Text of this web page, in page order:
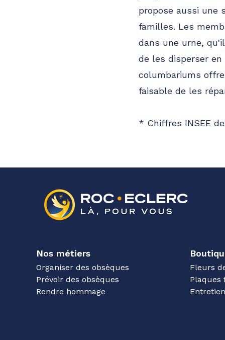
propose aussi une
familles. Les
dans une urne,
de les disperser
columbariums
faisable de les
* Chiffres INSEE
Nos métiers
Organiser des obsèques
Prévoir des obsèques
Rendre hommage
Fleurs
Plaques